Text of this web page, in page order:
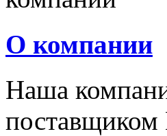
О компании
Наша
поставщиком